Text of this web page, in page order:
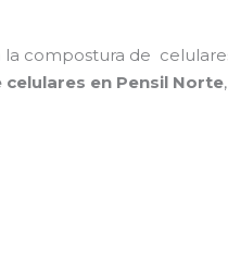
compostura de
en Pensil Norte